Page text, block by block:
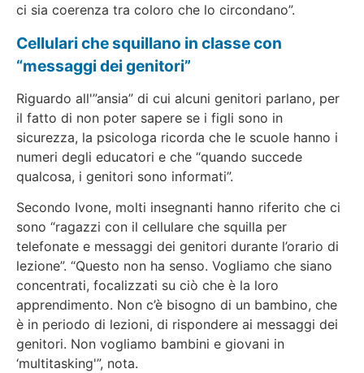
ci sia coerenza tra coloro che lo circondano”.
Cellulari che squillano in classe con
“messaggi dei genitori”
Riguardo all'”ansia” di cui alcuni genitori parlano, per
il fatto di non poter sapere se i figli sono in
sicurezza, la psicologa ricorda che le scuole hanno i
numeri degli educatori e che “quando succede
qualcosa, i genitori sono informati”.
Secondo Ivone, molti insegnanti hanno riferito che ci
sono “ragazzi con il cellulare che squilla per
telefonate e messaggi dei genitori durante l’orario di
lezione”. “Questo non ha senso. Vogliamo che siano
concentrati, focalizzati su ciò che è la loro
apprendimento. Non c’è bisogno di un bambino, che
è in periodo di lezioni, di rispondere ai messaggi dei
genitori. Non vogliamo bambini e giovani in
‘multitasking'”, nota.